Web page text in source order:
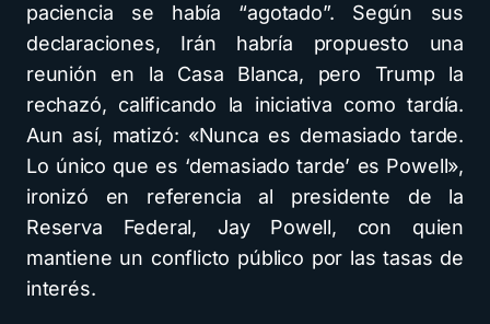
paciencia se había “agotado”. Según sus
declaraciones, Irán habría propuesto una
reunión en la Casa Blanca, pero Trump la
rechazó, calificando la iniciativa como tardía.
Aun así, matizó: «Nunca es demasiado tarde.
Lo único que es ‘demasiado tarde’ es Powell»,
ironizó en referencia al presidente de la
Reserva Federal, Jay Powell, con quien
mantiene un conflicto público por las tasas de
interés.